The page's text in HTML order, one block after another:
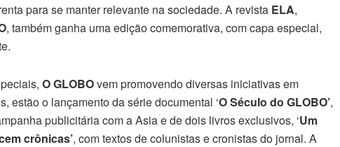
para se manter relevante na sociedade. A revista ELA,
, também ganha uma edição comemorativa, com capa especial,
O GLOBOvem promovendo diversas iniciativas em
estão o lançamento da série documental ‘O Século do GLOBO’,
publicitária com a Asia e de dois livros exclusivos, ‘Um
crônicas’, com textos de colunistas e cronistas do jornal. A